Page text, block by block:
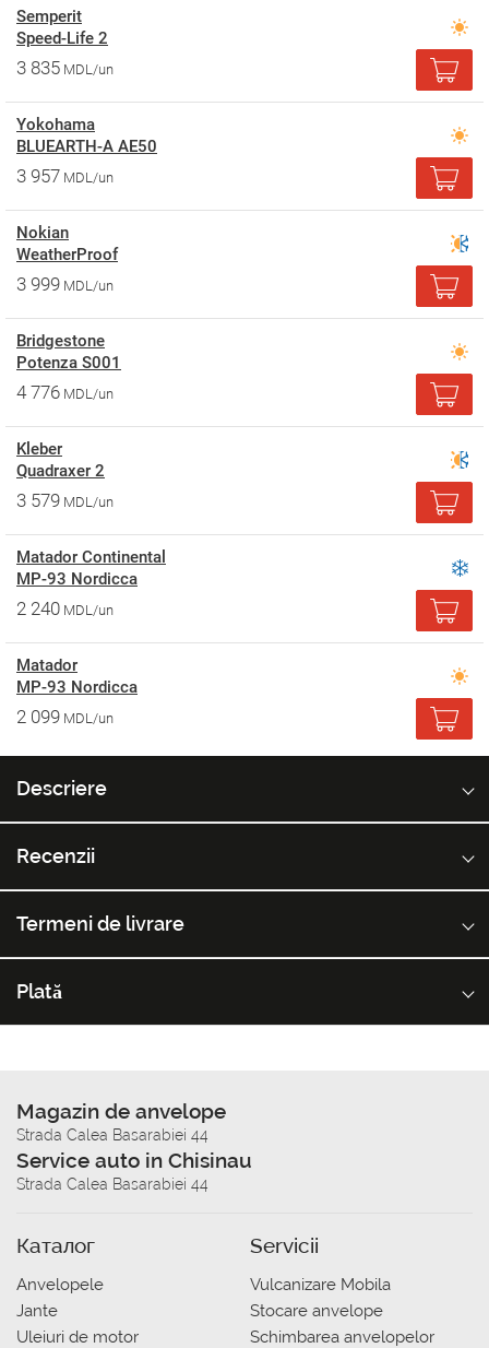
Semperit
Speed-Life 2
3 835 MDL/un
Yokohama
BLUEARTH-A AE50
3 957 MDL/un
Nokian
WeatherProof
3 999 MDL/un
Bridgestone
Potenza S001
4 776 MDL/un
Kleber
Quadraxer 2
3 579 MDL/un
Matador Continental
MP-93 Nordicca
2 240 MDL/un
Matador
MP-93 Nordicca
2 099 MDL/un
Descriere
Recenzii
Termeni de livrare
Plată
Magazin de anvelope
Strada Calea Basarabiei 44
Service auto in Chisinau
Strada Calea Basarabiei 44
Каталог
Anvelopele
Jante
Uleiuri de motor
Servicii
Vulcanizare Mobila
Stocare anvelope
Schimbarea anvelopelor